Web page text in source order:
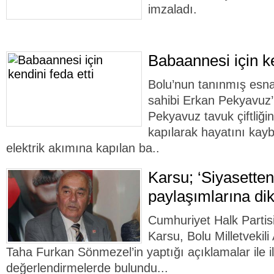
imzaladı.
Babaannesi için
Bolu’nun tanınmış
sahibi Erkan
Pekyavuz tavuk
kapılarak hayatını
elektrik akımına kapılan ba..
Karsu;
paylaşımlarına
Cumhuriyet Halk
Karsu, Bolu Milletvekili
Taha Furkan Sönmezel’in yaptığı açıklamalar ile
değerlendirmelerde bulundu...